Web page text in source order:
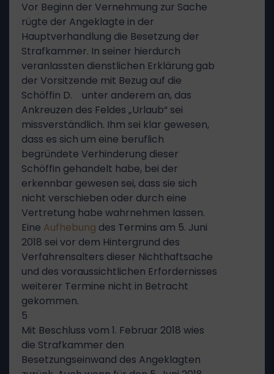
Vor Beginn der Vernehmung zur Sache
rügte der Angeklagte in der
Hauptverhandlung die Besetzung der
Strafkammer. In seiner hierdurch
veranlassten dienstlichen Erklärung gab
der Vorsitzende mit Bezug auf die
Schöffin D. unter anderem an, das
Ankreuzen des Feldes „Urlaub“ sei
missverständlich. Ihm sei klar gewesen,
dass es sich um eine beruflich
begründete Verhinderung dieser
Schöffin gehandelt habe, bei der
erkennbar gewesen sei, dass sie sich
nicht verschieben oder durch eine
Vertretung habe wahrnehmen lassen.
Eine Aufhebung des Termins am 5. Juni
2018 sei vor dem Hintergrund des
Verfahrensalters dieser Nichthaftsache
und des voraussichtlichen Erfordernisses
weiterer Termine nicht in Betracht
gekommen.
5
Mit Beschluss vom 1. Februar 2018 wies
die Strafkammer den
Besetzungseinwand des Angeklagten